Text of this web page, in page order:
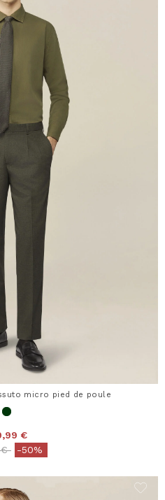
micro pied de poule
€
from
€to-50%